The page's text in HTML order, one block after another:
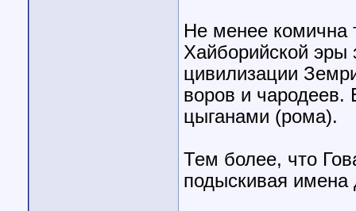
Не менее комична
Хайборийской эры
цивилизации
воров и чародеев.
цыганами (рома).
Тем более, что
подыскивая